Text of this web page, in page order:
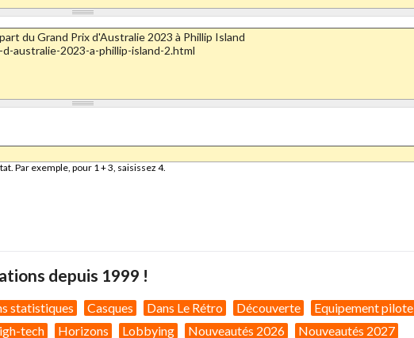
Par exemple, pour 1 + 3, saisissez 4.
depuis 1999 !
statistiques Casques Dans Le Rétro Découverte
Equipement pilote
tech Horizons Lobbying Nouveautés 2026 Nouveautés 2027